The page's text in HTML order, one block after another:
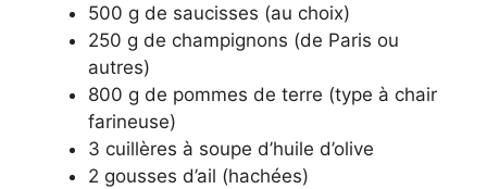
500 g de saucisses (au choix)
250 g de champignons (de Paris ou
autres)
800 g de pommes de terre (type à chair
farineuse)
3 cuillères à soupe d’huile d’olive
2 gousses d’ail (hachées)